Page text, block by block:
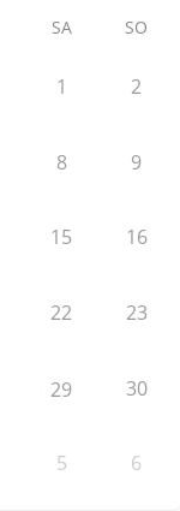
SA SO
1 2
8 9
15 16
22 23
29 30
5 6